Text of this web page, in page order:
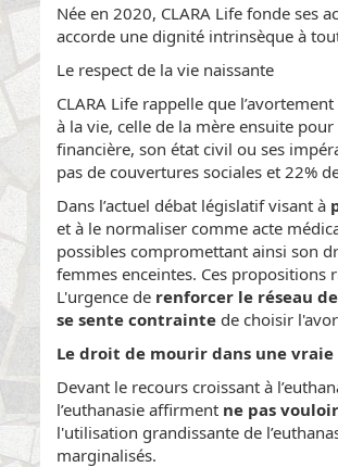
Née en 2020, CLARA Life fonde ses
accorde une dignité intrinsèque à
Le respect de la vie naissante
CLARA Life rappelle que l’avortement
à la vie, celle de la mère ensuite
financière, son état civil ou ses
pas de couvertures sociales et 22%
Dans l’actuel débat législatif visant à
et à le normaliser comme acte
possibles compromettant ainsi son
femmes enceintes. Ces propositions
L'urgence de renforcer le réseau
se sente contrainte de choisir
Le droit de mourir dans une
Devant le recours croissant à
l’euthanasie affirment ne pas
l'utilisation grandissante de
marginalisés.